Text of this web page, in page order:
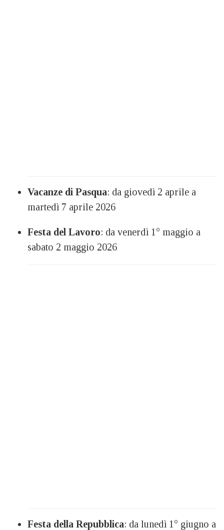
Vacanze di Pasqua: da giovedì 2 aprile a
martedì 7 aprile 2026
Festa del Lavoro: da venerdì 1° maggio a
sabato 2 maggio 2026
Festa della Repubblica: da lunedì 1° giugno a